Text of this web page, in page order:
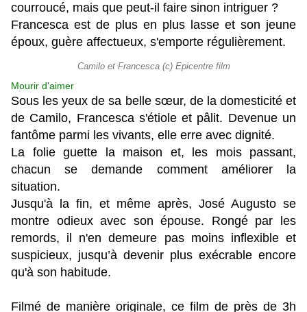
courroucé, mais que peut-il faire sinon intriguer ?
Francesca est de plus en plus lasse et son jeune
époux, guère affectueux, s'emporte régulièrement.
Camilo et Francesca (c) Epicentre film
Mourir d'aimer
Sous les yeux de sa belle sœur, de la domesticité et
de Camilo, Francesca s'étiole et pâlit. Devenue un
fantôme parmi les vivants, elle erre avec dignité.
La folie guette la maison et, les mois passant,
chacun se demande comment améliorer la
situation.
Jusqu'à la fin, et même après, José Augusto se
montre odieux avec son épouse. Rongé par les
remords, il n'en demeure pas moins inflexible et
suspicieux, jusqu’à devenir plus exécrable encore
qu'à son habitude.
Filmé de manière originale, ce film de près de 3h